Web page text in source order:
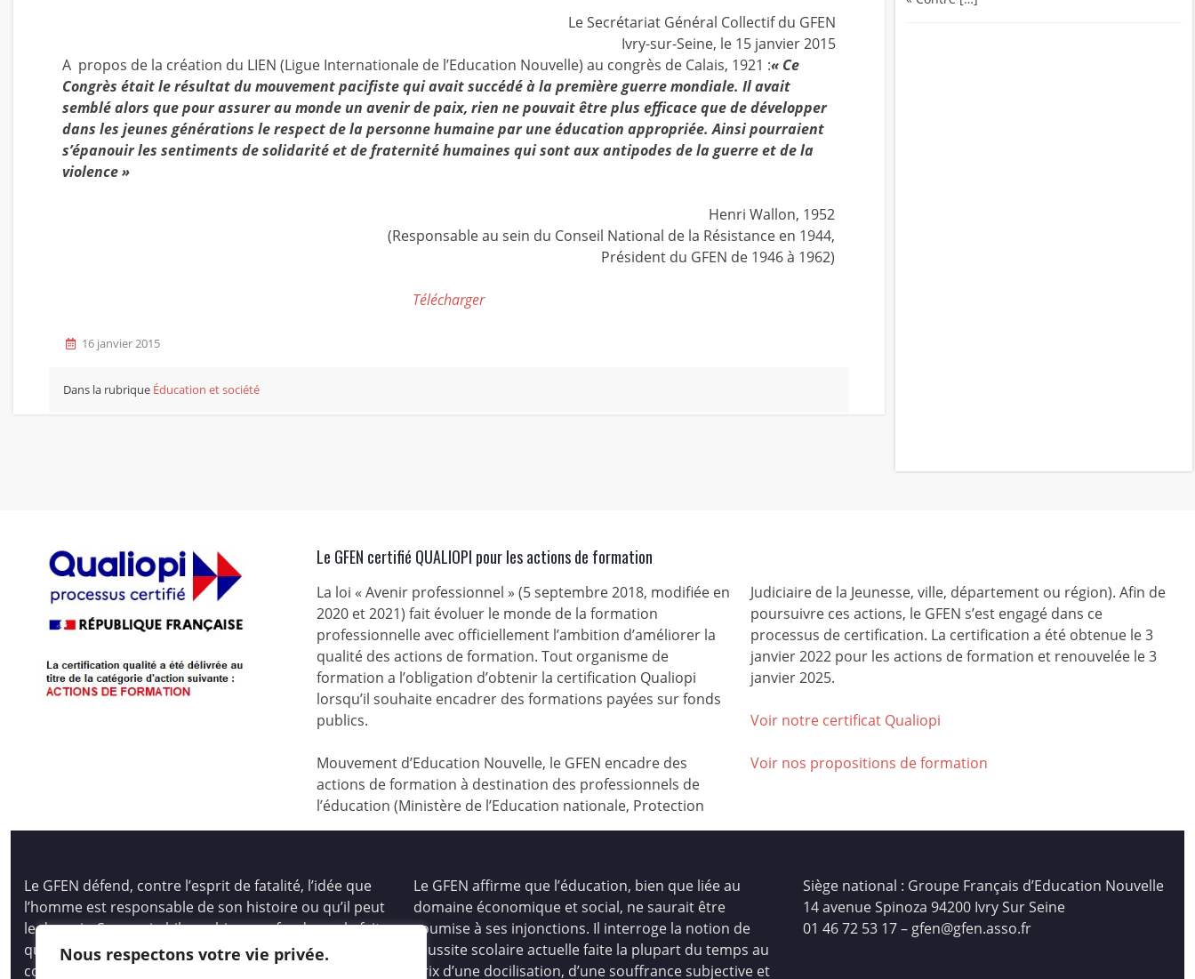
Nous respectons votre vie privée.
Le Secrétariat Général Collectif du GFEN
Ivry-sur-Seine, le 15 janvier 2015
A propos de la création du LIEN (Ligue Internationale de l’Education Nouvelle) au congrès de Calais, 1921 :« Ce
Congrès était le résultat du mouvement pacifiste qui avait succédé à la première guerre mondiale. Il avait
semblé alors que pour assurer au monde un avenir de paix, rien ne pouvait être plus efficace que de développer
dans les jeunes générations le respect de la personne humaine par une éducation appropriée. Ainsi pourraient
s’épanouir les sentiments de solidarité et de fraternité humaines qui sont aux antipodes de la guerre et de la
violence »
Henri Wallon, 1952
(Responsable au sein du Conseil National de la Résistance en 1944,
Président du GFEN de 1946 à 1962)
Télécharger
16 janvier 2015
Dans la rubrique Éducation et société
Le GFEN certifié QUALIOPI pour les actions de formation
La loi « Avenir professionnel » (5 septembre 2018, modifiée en
2020 et 2021) fait évoluer le monde de la formation
professionnelle avec officiellement l’ambition d’améliorer la
qualité des actions de formation. Tout organisme de
formation a l’obligation d’obtenir la certification Qualiopi
lorsqu’il souhaite encadrer des formations payées sur fonds
publics.
Mouvement d’Education Nouvelle, le GFEN encadre des
actions de formation à destination des professionnels de
l’éducation (Ministère de l’Education nationale, Protection
Judiciaire de la Jeunesse, ville, département ou région). Afin de
poursuivre ces actions, le GFEN s’est engagé dans ce
processus de certification. La certification a été obtenue le 3
janvier 2022 pour les actions de formation et renouvelée le 3
janvier 2025.
Voir notre certificat Qualiopi
Voir nos propositions de formation
Le GFEN défend, contre l’esprit de fatalité, l’idée que
l’homme est responsable de son histoire ou qu’il peut
le devenir. Son pari philosophique se fonde sur le fait
que tous les hommes, les enfants des hommes,
comme les peuples, ont des capacités immenses pour
Le GFEN affirme que l’éducation, bien que liée au
domaine économique et social, ne saurait être
soumise à ses injonctions. Il interroge la notion de
réussite scolaire actuelle faite la plupart du temps au
prix d’une docilisation, d’une souffrance subjective et
Siège national : Groupe Français d’Education Nouvelle
14 avenue Spinoza 94200 Ivry Sur Seine
01 46 72 53 17 – gfen@gfen.asso.fr